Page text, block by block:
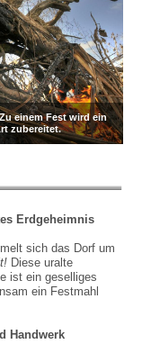
einem Fest wird ein
zubereitet.
Erdgeheimnis
sich das Dorf um
Diese uralte
ist ein geselliges
ein Festmahl
Handwerk